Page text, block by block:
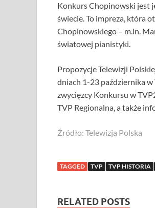
Konkurs Chopinowski jest
świecie. To impreza, która
Chopinowskiego – m.in.
światowej pianistyki.
Propozycje Telewizji
dniach 1-23 października
zwycięzcy Konkursu w
TVP Regionalna, a także
Źródło: Telewizja Polska
TAGGED TVP TVP HISTORIA
RELATED POSTS